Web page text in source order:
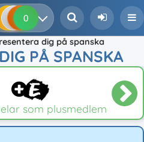
0 0 0
dig på spanska
PÅ SPANSKA
som plusmedlem